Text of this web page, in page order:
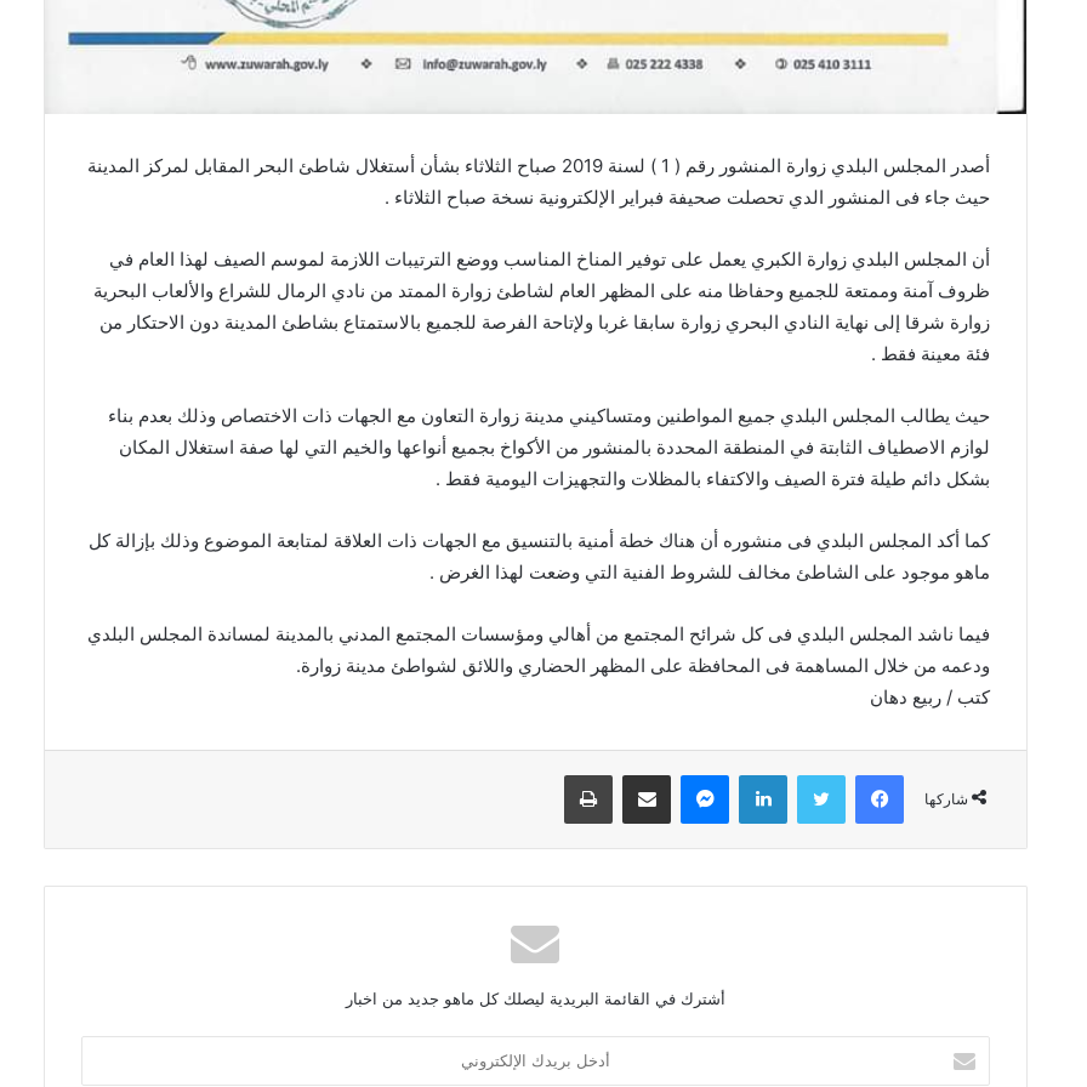
أصدر المجلس البلدي زوارة المنشور رقم ( 1 ) لسنة 2019 صباح الثلاثاء بشأن أستغلال شاطئ البحر المقابل لمركز المدينة
حيث جاء فى المنشور الدي تحصلت صحيفة فبراير الإلكترونية نسخة صباح الثلاثاء .
أن المجلس البلدي زوارة الكبري يعمل على توفير المناخ المناسب ووضع الترتيبات اللازمة لموسم الصيف لهذا العام في
ظروف آمنة وممتعة للجميع وحفاظا منه على المظهر العام لشاطئ زوارة الممتد من نادي الرمال للشراع والألعاب البحرية
زوارة شرقا إلى نهاية النادي البحري زوارة سابقا غربا ولإتاحة الفرصة للجميع بالاستمتاع بشاطئ المدينة دون الاحتكار من
فئة معينة فقط .
حيث يطالب المجلس البلدي جميع المواطنين ومتساكيني مدينة زوارة التعاون مع الجهات ذات الاختصاص وذلك بعدم بناء
لوازم الاصطياف الثابتة في المنطقة المحددة بالمنشور من الأكواخ بجميع أنواعها والخيم التي لها صفة استغلال المكان
بشكل دائم طيلة فترة الصيف والاكتفاء بالمظلات والتجهيزات اليومية فقط .
كما أكد المجلس البلدي فى منشوره أن هناك خطة أمنية بالتنسيق مع الجهات ذات العلاقة لمتابعة الموضوع وذلك بإزالة كل
ماهو موجود على الشاطئ مخالف للشروط الفنية التي وضعت لهذا الغرض .
فيما ناشد المجلس البلدي فى كل شرائح المجتمع من أهالي ومؤسسات المجتمع المدني بالمدينة لمساندة المجلس البلدي
ودعمه من خلال المساهمة فى المحافظة على المظهر الحضاري واللائق لشواطئ مدينة زوارة.
كتب / ربيع دهان
شاركها
فيسبوك تويتر لينكدإن ماسنجر مشاركة عبر البريد طباعة
أشترك في القائمة البريدية ليصلك كل ماهو جديد من اخبار